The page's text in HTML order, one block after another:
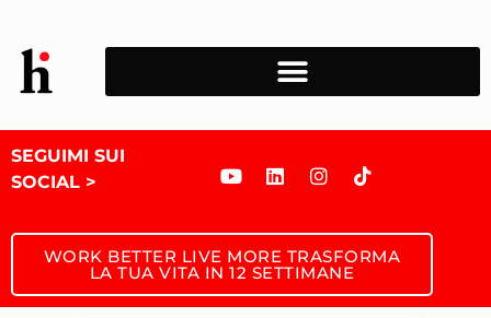
SEGUIMI SUI
SOCIAL >
WORK BETTER LIVE MORE TRASFORMA
LA TUA VITA IN 12 SETTIMANE